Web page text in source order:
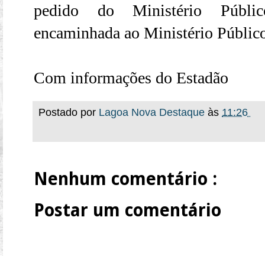
pedido do Ministério
encaminhada ao Ministério
Com informações do Estadão
Postado por Lagoa Nova Destaque às 11:26
Nenhum comentário :
Postar um comentário